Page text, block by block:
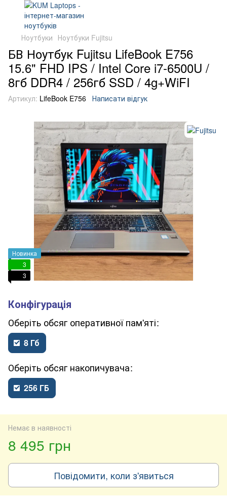
Ноутбуки Ноутбуки Fujitsu
БВ Ноутбук Fujitsu LifeBook E756
15.6" FHD IPS / Intel Core i7-6500U /
8гб DDR4 / 256гб SSD / 4g+WiFI
Артикул: LifeBook E756 Написати відгук
Новинка
3
3
обсяг оперативної пам'яті
8 Гб
обсяг накопичувача
256 ГБ
Немає в наявності
8 495 грн
Повідомити, коли з'явиться